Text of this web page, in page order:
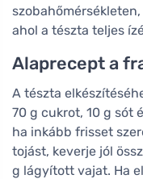
ahol a tészta teljes
Alaprecept a
A tészta
70 g cukrot, 10 g sót
ha inkább frisset
tojást, keverje jól
g lágyított vajat. Ha